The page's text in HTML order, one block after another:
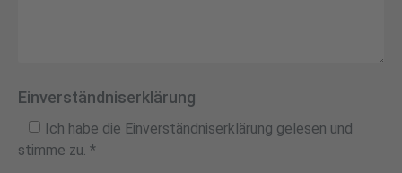
Einverständniserklärung
Ich habe die Einverständniserklärung gelesen und
stimme zu. *